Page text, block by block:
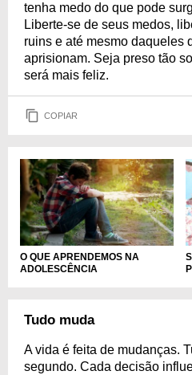
tenha medo do que pode
Liberte-se de seus medos,
ruins e até mesmo daqueles
aprisionam. Seja preso tão
será mais feliz.
COPIAR
O QUE APRENDEMOS NA
ADOLESCÊNCIA
Tudo muda
A vida é feita de mudanças.
segundo. Cada decisão